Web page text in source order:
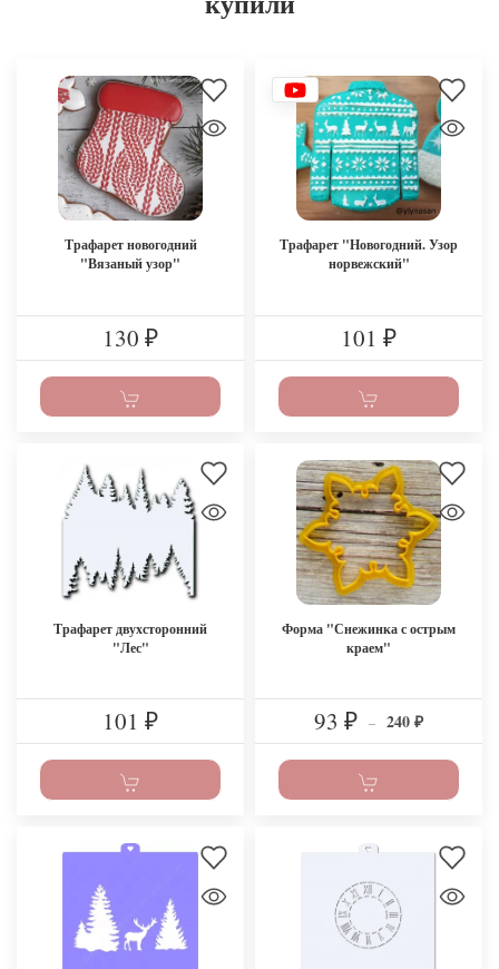
Трафарет новогодний
"Вязаный узор"
130 ₽
Трафарет "Новогодний. Узор
норвежский"
101 ₽
Трафарет двухсторонний
"Лес"
101 ₽
Форма "Снежинка с острым
краем"
93 ₽ – 240 ₽